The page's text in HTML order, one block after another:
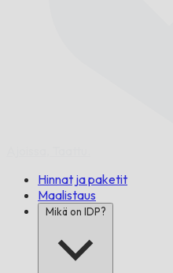
Hinnat ja paketit
Maalistaus
Mikä on IDP?